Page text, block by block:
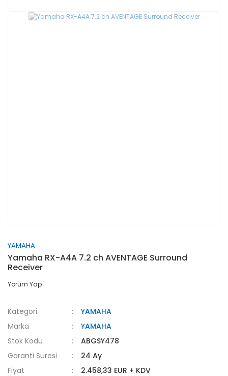
YAMAHA
Yamaha RX-A4A 7.2 ch AVENTAGE Surround
Receiver
Yorum Yap
Kategori
YAMAHA
Marka
YAMAHA
Stok Kodu
ABGSY478
Garanti Süresi
24 Ay
Fiyat
2.458,33 EUR + KDV